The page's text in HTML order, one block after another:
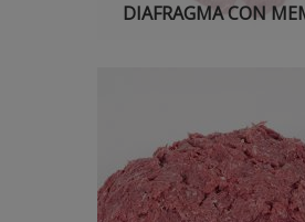
DIAFRAGMA CON